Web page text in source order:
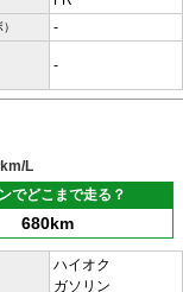
-
-
L
でどこまで走る？
680km
ハイオク
ガソリン